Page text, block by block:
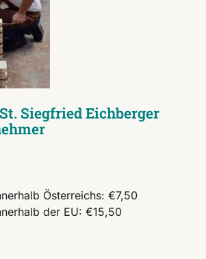
Siegfried Eichberger
Österreichs: €7,50
der EU: €15,50